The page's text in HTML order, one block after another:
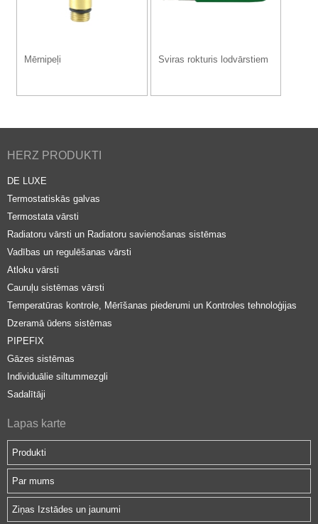
Mērnipeļi Sviras rokturis lodvārstiem
HERZ PRODUKTI
DE LUXE
Termostatiskās galvas
Termostata vārsti
Radiatoru vārsti un Radiatoru savienošanas sistēmas
Vadības un regulēšanas vārsti
Atloku vārsti
Cauruļu sistēmas vārsti
Temperatūras kontrole, Mērīšanas piederumi un Kontroles tehnoloģijas
Dzeramā ūdens sistēmas
PIPEFIX
Gāzes sistēmas
Individuālie siltummezgli
Sadalītāji
Lapas karte
Produkti
Par mums
Ziņas Izstādes un jaunumi